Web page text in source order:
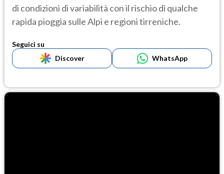
di condizioni di variabilità con il rischio di qualche
rapida pioggia sulle Alpi e regioni tirreniche.
Seguici su
Discover
WhatsApp